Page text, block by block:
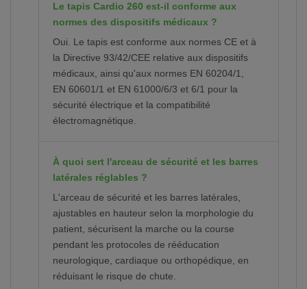
Le tapis Cardio 260 est-il conforme aux
normes des dispositifs médicaux ?
Oui. Le tapis est conforme aux normes CE et à
la Directive 93/42/CEE relative aux dispositifs
médicaux, ainsi qu'aux normes EN 60204/1,
EN 60601/1 et EN 61000/6/3 et 6/1 pour la
sécurité électrique et la compatibilité
électromagnétique.
À quoi sert l'arceau de sécurité et les barres
latérales réglables ?
L'arceau de sécurité et les barres latérales,
ajustables en hauteur selon la morphologie du
patient, sécurisent la marche ou la course
pendant les protocoles de rééducation
neurologique, cardiaque ou orthopédique, en
réduisant le risque de chute.